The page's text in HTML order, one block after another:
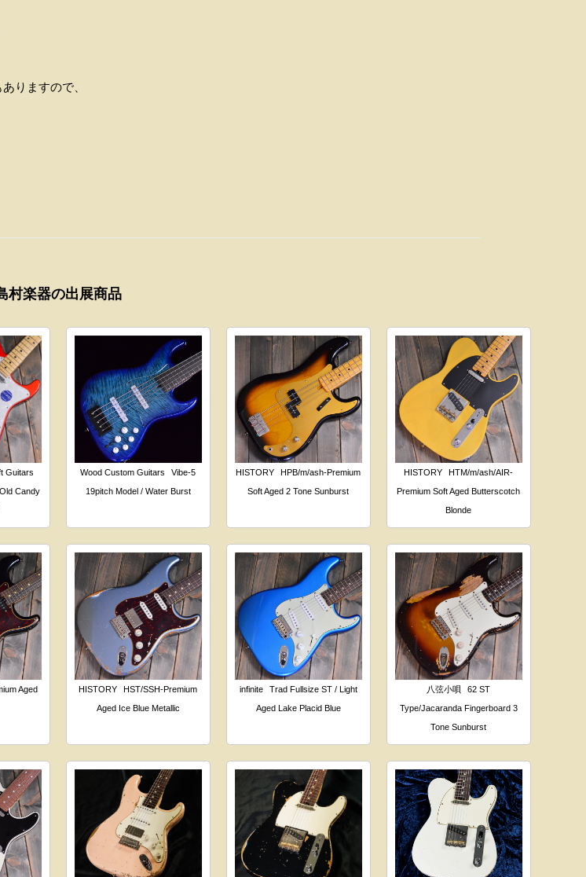
りますので、
村楽器の出展商品
Guitars
Candy
Wood Custom Guitars
Vibe-5
19pitch Model / Water Burst
HISTORY
HPB/m/ash-Premium
Soft Aged 2 Tone Sunburst
HISTORY
HTM/m/ash/AIR-
Premium Soft Aged Butterscotch
Blonde
Aged
HISTORY
HST/SSH-Premium
Aged Ice Blue Metallic
infinite
Trad Fullsize ST / Light
Aged Lake Placid Blue
八弦小唄
62 ST
Type/Jacaranda Fingerboard 3
Tone Sunburst